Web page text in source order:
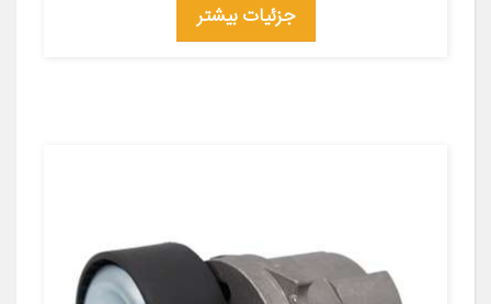
جزئیات بیشتر